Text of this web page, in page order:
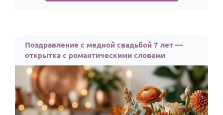
Поздравление с медной свадьбой 7 лет —
открытка с романтическими словами